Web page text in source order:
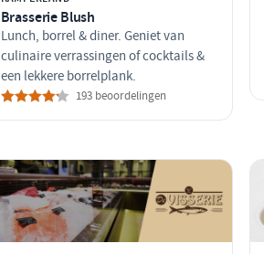
Brasserie Blush
Lunch, borrel & diner. Geniet van
culinaire verrassingen of cocktails &
een lekkere borrelplank.
193 beoordelingen